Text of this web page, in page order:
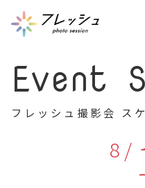
Event
フレッシュ撮影会 ス
8 /